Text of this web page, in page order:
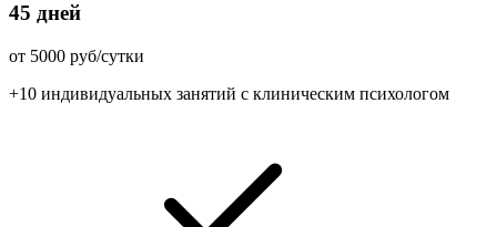
45 дней
от 5000 руб/сутки
+10 индивидуальных занятий с клиническим психологом